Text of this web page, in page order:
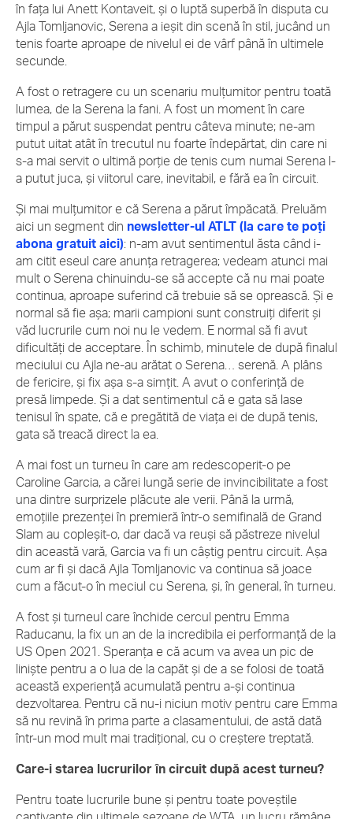
în fața lui Anett Kontaveit, și o luptă superbă în disputa cu
Ajla Tomljanovic, Serena a ieșit din scenă în stil, jucând un
tenis foarte aproape de nivelul ei de vârf până în ultimele
secunde.
A fost o retragere cu un scenariu mulțumitor pentru toată
lumea, de la Serena la fani. A fost un moment în care
timpul a părut suspendat pentru câteva minute; ne-am
putut uitat atât în trecutul nu foarte îndepărtat, din care ni
s-a mai servit o ultimă porție de tenis cum numai Serena l-
a putut juca, și viitorul care, inevitabil, e fără ea în circuit.
Și mai mulțumitor e că Serena a părut împăcată. Preluăm
aici un segment din newsletter-ul ATLT (la care te poți
abona gratuit aici): n-am avut sentimentul ăsta când i-
am citit eseul care anunța retragerea; vedeam atunci mai
mult o Serena chinuindu-se să accepte că nu mai poate
continua, aproape suferind că trebuie să se oprească. Și e
normal să fie așa; marii campioni sunt construiți diferit și
văd lucrurile cum noi nu le vedem. E normal să fi avut
dificultăți de acceptare. În schimb, minutele de după finalul
meciului cu Ajla ne-au arătat o Serena… serenă. A plâns
de fericire, și fix așa s-a simțit. A avut o conferință de
presă limpede. Și a dat sentimentul că e gata să lase
tenisul în spate, că e pregătită de viața ei de după tenis,
gata să treacă direct la ea.
A mai fost un turneu în care am redescoperit-o pe
Caroline Garcia, a cărei lungă serie de invincibilitate a fost
una dintre surprizele plăcute ale verii. Până la urmă,
emoțiile prezenței în premieră într-o semifinală de Grand
Slam au copleșit-o, dar dacă va reuși să păstreze nivelul
din această vară, Garcia va fi un câștig pentru circuit. Așa
cum ar fi și dacă Ajla Tomljanovic va continua să joace
cum a făcut-o în meciul cu Serena, și, în general, în turneu.
A fost și turneul care închide cercul pentru Emma
Raducanu, la fix un an de la incredibila ei performanță de la
US Open 2021. Speranța e că acum va avea un pic de
liniște pentru a o lua de la capăt și de a se folosi de toată
această experiență acumulată pentru a-și continua
dezvoltarea. Pentru că nu-i niciun motiv pentru care Emma
să nu revină în prima parte a clasamentului, de astă dată
într-un mod mult mai tradițional, cu o creștere treptată.
Care-i starea lucrurilor în circuit după acest turneu?
Pentru toate lucrurile bune și pentru toate poveștile